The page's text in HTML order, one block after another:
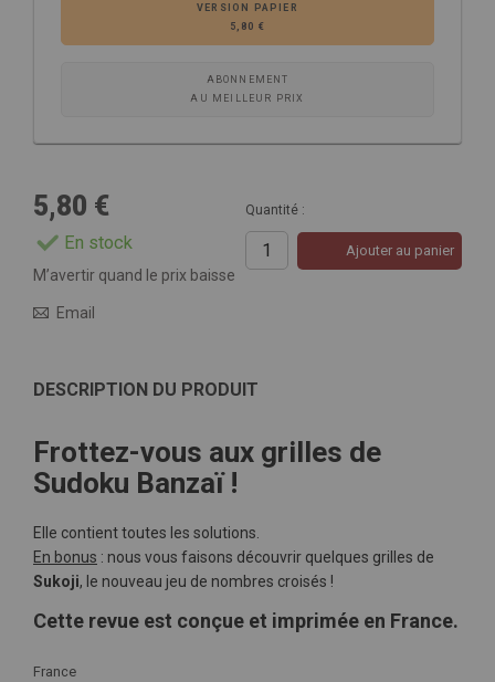
VERSION PAPIER
5,80 €
ABONNEMENT
AU MEILLEUR PRIX
5,80 €
En stock
Quantité :
Ajouter au panier
M’avertir quand le prix baisse
Email
DESCRIPTION DU PRODUIT
Frottez-vous aux grilles de
Sudoku Banzaï !
Elle contient toutes les solutions.
En bonus : nous vous faisons découvrir quelques grilles de
Sukoji, le nouveau jeu de nombres croisés !
Cette revue est conçue et imprimée en France.
Plus
France